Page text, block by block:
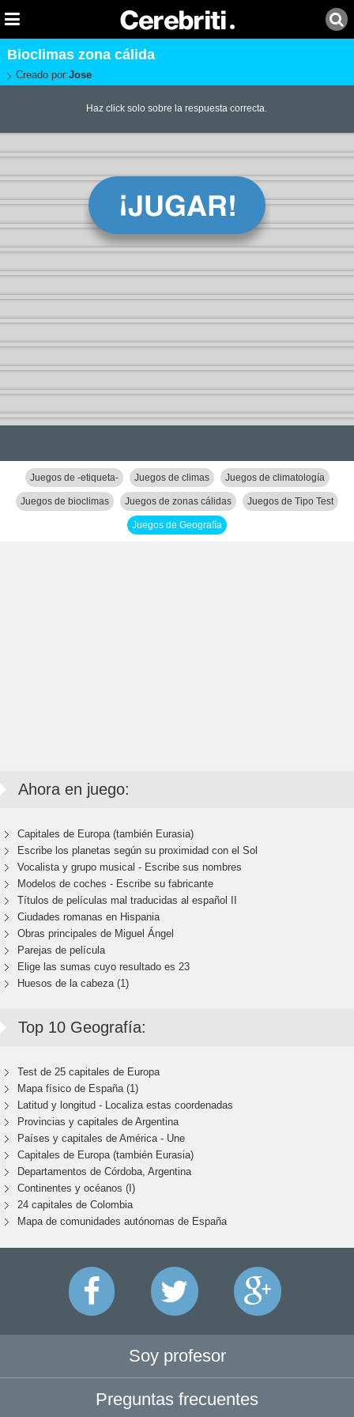
Bioclimas zona cálida
Creado por:Jose
Haz click solo sobre la respuesta correcta.
Juegos de -etiqueta- Juegos de climas Juegos de climatología
Juegos de bioclimas Juegos de zonas cálidas Juegos de Tipo Test
Juegos de Geografía
Ahora en juego:
Capitales de Europa (también Eurasia)
Escribe los planetas según su proximidad con el Sol
Vocalista y grupo musical - Escribe sus nombres
Modelos de coches - Escribe su fabricante
Títulos de películas mal traducidas al español II
Ciudades romanas en Hispania
Obras principales de Miguel Ángel
Parejas de película
Elige las sumas cuyo resultado es 23
Huesos de la cabeza (1)
Top 10 Geografía:
Test de 25 capitales de Europa
Mapa físico de España (1)
Latitud y longitud - Localiza estas coordenadas
Provincias y capitales de Argentina
Países y capitales de América - Une
Capitales de Europa (también Eurasia)
Departamentos de Córdoba, Argentina
Continentes y océanos (I)
24 capitales de Colombia
Mapa de comunidades autónomas de España
Soy profesor
Preguntas frecuentes